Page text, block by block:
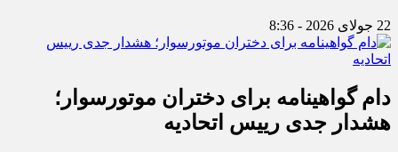
22 جولای 2026 - 8:36
دام گواهینامه برای دختران موتورسوار؛
هشدار جدی رییس اتحادیه